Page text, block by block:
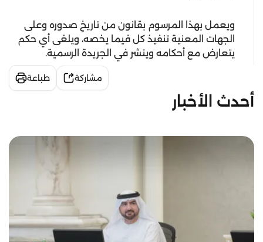
ويعمل بهذا المرسوم بقانون من تاريخ صدوره وعلى
الجهات المعنية تنفيذ كل فيما يخصه، ويلغى أي حكم
يتعارض مع أحكامه وينشر في الجريدة الرسمية.
مشاركة طباعة
أحدث الأخبار